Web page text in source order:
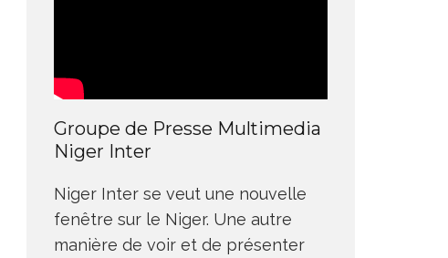
Groupe de Presse Multimedia
Niger Inter
Niger Inter se veut une nouvelle
fenêtre sur le Niger. Une autre
manière de voir et de présenter